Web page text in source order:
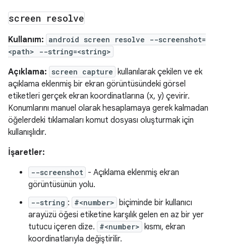
screen resolve
Kullanım: android screen resolve --screenshot=
<path> --string=<string>
Açıklama: screen capture kullanılarak çekilen ve ek
açıklama eklenmiş bir ekran görüntüsündeki görsel
etiketleri gerçek ekran koordinatlarına (x, y) çevirir.
Konumlarını manuel olarak hesaplamaya gerek kalmadan
öğelerdeki tıklamaları komut dosyası oluşturmak için
kullanışlıdır.
İşaretler:
--screenshot - Açıklama eklenmiş ekran
görüntüsünün yolu.
--string : #<number> biçiminde bir kullanıcı
arayüzü öğesi etiketine karşılık gelen en az bir yer
tutucu içeren dize. #<number> kısmı, ekran
koordinatlarıyla değiştirilir.